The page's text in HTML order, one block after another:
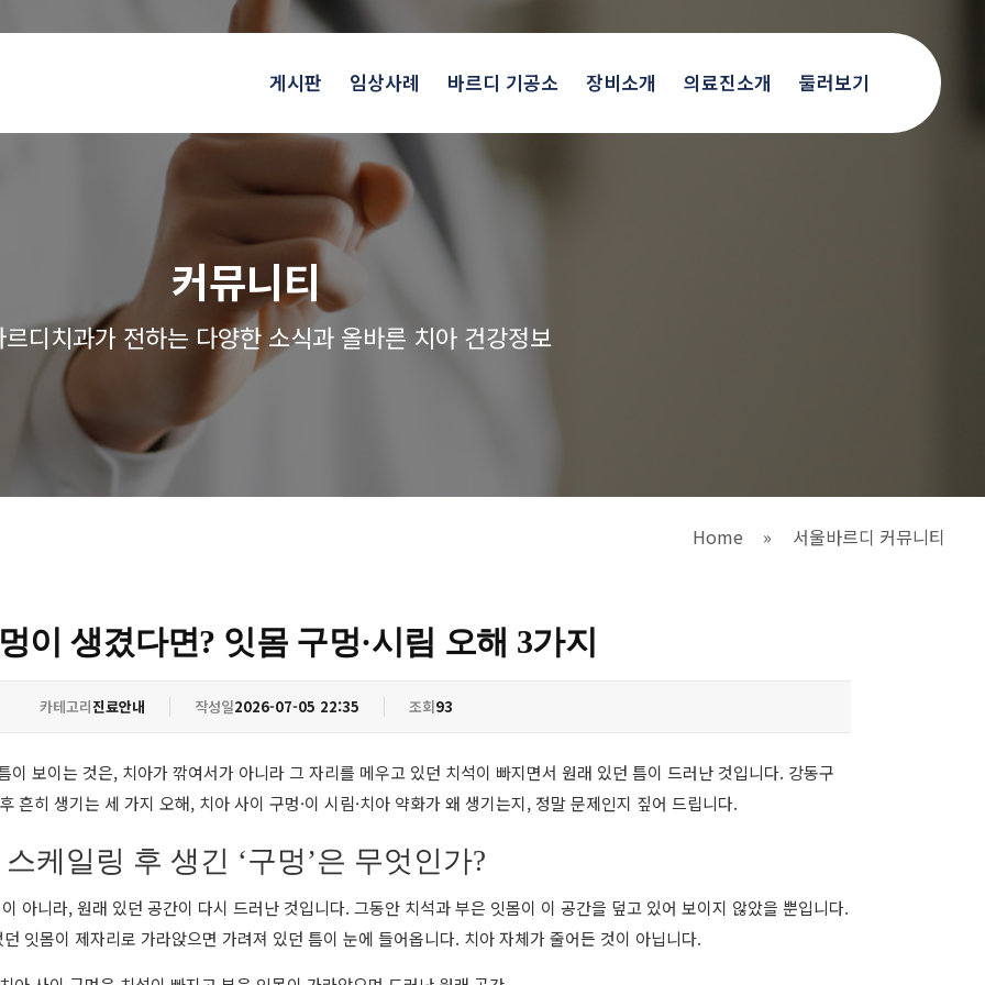
게시판 임상사례 바르디 기공소 장비소개 의료진소개 둘러보기
커뮤니티
디치과가 전하는 다양한 소식과 올바른 치아 건강정보
Home » 서울바르디 커뮤니티
이 생겼다면? 잇몸 구멍·시림 오해 3가지
카테고리진료안내 작성일2026-07-05 22:35 조회93
보이는 것은, 치아가 깎여서가 아니라 그 자리를 메우고 있던 치석이 빠지면서 원래 있던 틈이 드러난 것입니다. 강동구
흔히 생기는 세 가지 오해, 치아 사이 구멍·이 시림·치아 약화가 왜 생기는지, 정말 문제인지 짚어 드립니다.
스케일링 후 생긴 ‘구멍’은 무엇인가?
아니라, 원래 있던 공간이 다시 드러난 것입니다. 그동안 치석과 부은 잇몸이 이 공간을 덮고 있어 보이지 않았을 뿐입니다.
잇몸이 제자리로 가라앉으면 가려져 있던 틈이 눈에 들어옵니다. 치아 자체가 줄어든 것이 아닙니다.